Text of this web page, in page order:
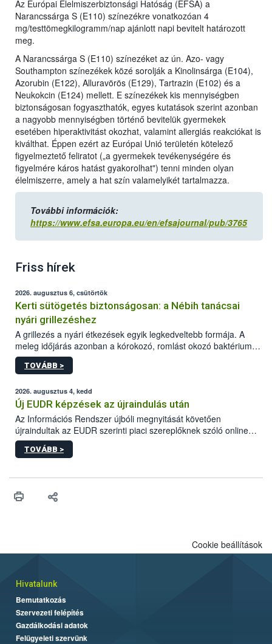
Az Európai Élelmiszerbiztonsági Hatóság (EFSA) a
Narancssárga S (E110) színezékre vonatkozóan 4
mg/testtömegkilogramm/nap ajánlott napi bevitelt határozott
meg.
A Narancssárga S (E110) színezéket az ún. Azo- vagy
Southampton színezékek közé sorolják a Kinolinsárga (E104),
Azorubin (E122), Alluravörös (E129), Tartrazin (E102) és a
Neukokcin (E124) mellett. E színezékek kis mennyiségben
biztonságosan fogyaszthatók, egyes kutatások szerint azonban
a nagyobb mennyiségben történő bevitelük gyermekek
esetében hiperaktivitást okozhat, valamint allergiás reakciókat is
kiválthat. Éppen ezért az Európai Unió területén kötelező
figyelmeztető feliratot („a gyermekek tevékenységére és
figyelmére káros hatást gyakorolhat") tenni minden olyan
élelmiszerre, amely a hat szín valamelyikét tartalmazza.
További információk:
https://www.efsa.europa.eu/en/efsajournal/pub/3765
Friss hírek
2026. augusztus 6, csütörtök
Kerti sütögetés biztonságosan: a Nébih tanácsai
nyári grillezéshez
A grillezés a nyári étkezések egyik legkedveltebb formája. A
meleg időjárás azonban a kórokozó, romlást okozó baktériumok
gyorsabb szaporodásának is kedvez. A szabadtéri sütögetés
ezért nem csupán a megfelelő sütési technikáról szól: legalább
higiéniai szabályok betartása, a megfelelő hőkezelés, valamint a
maradékok szakszerű tárolása. A Nemzeti Élelmiszerlánc-
biztonsági Hivatal (Nébih) Oktatási Programja összegyűjtötte a
biztonságos grillezés legfontosabb tudnivalóit.
TOVÁBB >
2026. augusztus 4, kedd
Új EUDR képzések az újraindulás után
Az Információs Rendszer újbóli megnyitását követően
újraindultak az EUDR szerinti piaci szereplőknek szóló online
képzések.
TOVÁBB >
Cookie beállítások
Hivatalunk
Bemutatkozás
Szervezeti felépítés
Gazdálkodási adatok
Felügyeleti szervünk